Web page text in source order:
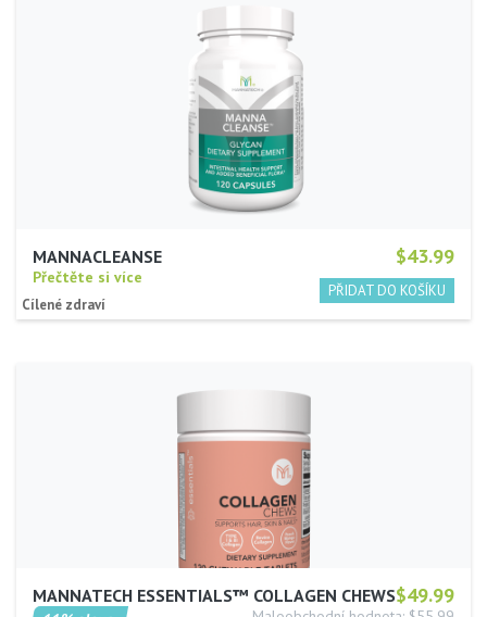
$43.99
MANNACLEANSE
Přečtěte si více
Cílené zdraví
$49.99
MANNATECH ESSENTIALS™ COLLAGEN CHEWS